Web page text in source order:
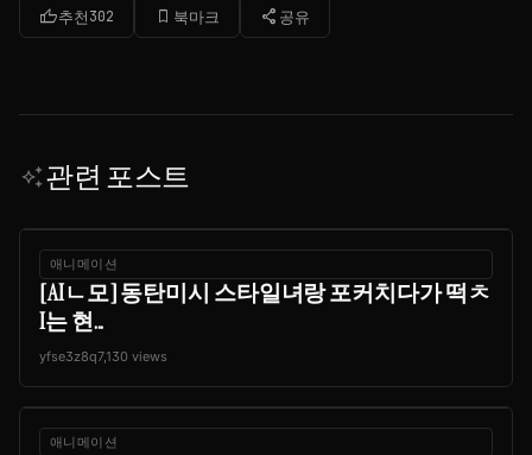
thumb_up추천302 bookmark_border 북마크 share 공유
auto_awesome관련 포스트
애니메이션
[AIㄴ모] 동탄미시 스타일녀랑 포커치다가 떡ㅊ
I는 현...
yfse3z8q7,130 views
애니메이션